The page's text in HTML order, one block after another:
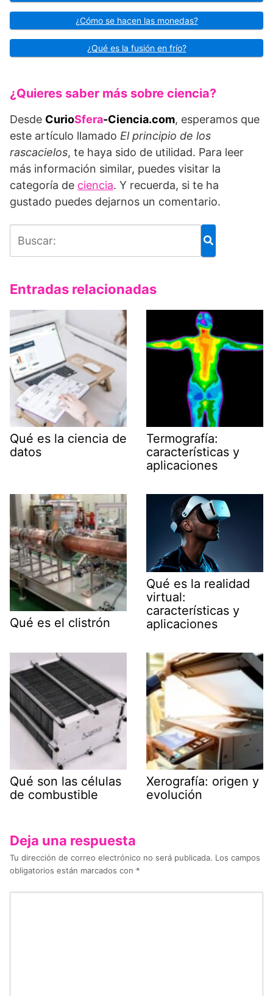
¿Cómo se hacen las monedas?
¿Qué es la fusión en frío?
¿Quieres saber más sobre ciencia?
Desde CurioSfera-Ciencia.com, esperamos que
este artículo llamado El principio de los
rascacielos, te haya sido de utilidad. Para leer
más información similar, puedes visitar la
categoría de ciencia. Y recuerda, si te ha
gustado puedes dejarnos un comentario.
Entradas relacionadas
Qué es la ciencia de
datos
Termografía:
características y
aplicaciones
Qué es el clistrón
Qué es la realidad
virtual:
características y
aplicaciones
Qué son las células
de combustible
Xerografía: origen y
evolución
Deja una respuesta
Tu dirección de correo electrónico no será publicada. Los campos
obligatorios están marcados con *